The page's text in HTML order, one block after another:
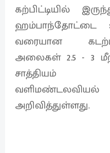
கற்பிட்டியில்
ஹம்பாந்தோட்டை
வரையான
அலைகள் 2.5 - 3
சாத்தியம்
அறிவித்துள்ளது.